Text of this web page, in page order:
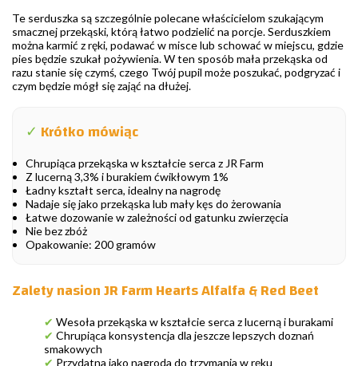
Te serduszka są szczególnie polecane właścicielom szukającym
smacznej przekąski, którą łatwo podzielić na porcje. Serduszkiem
można karmić z ręki, podawać w misce lub schować w miejscu, gdzie
pies będzie szukał pożywienia. W ten sposób mała przekąska od
razu stanie się czymś, czego Twój pupil może poszukać, podgryzać i
czym będzie mógł się zająć na dłużej.
✓ Krótko mówiąc
Chrupiąca przekąska w kształcie serca z JR Farm
Z lucerną 3,3% i burakiem ćwikłowym 1%
Ładny kształt serca, idealny na nagrodę
Nadaje się jako przekąska lub mały kęs do żerowania
Łatwe dozowanie w zależności od gatunku zwierzęcia
Nie bez zbóż
Opakowanie: 200 gramów
Zalety nasion JR Farm Hearts Alfalfa & Red Beet
✔ Wesoła przekąska w kształcie serca z lucerną i burakami
✔ Chrupiąca konsystencja dla jeszcze lepszych doznań
smakowych
✔ Przydatna jako nagroda do trzymania w ręku